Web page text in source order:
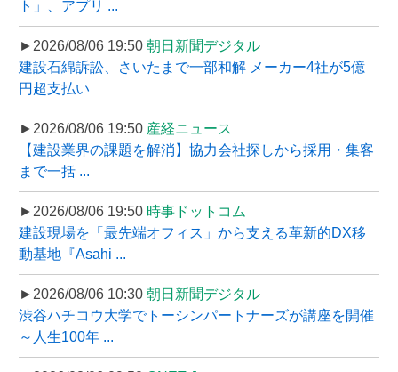
ト」、アプリ ...
►2026/08/06 19:50 朝日新聞デジタル
建設石綿訴訟、さいたまで一部和解 メーカー4社が5億
円超支払い
►2026/08/06 19:50 産経ニュース
【建設業界の課題を解消】協力会社探しから採用・集客
まで一括 ...
►2026/08/06 19:50 時事ドットコム
建設現場を「最先端オフィス」から支える革新的DX移
動基地『Asahi ...
►2026/08/06 10:30 朝日新聞デジタル
渋谷ハチコウ大学でトーシンパートナーズが講座を開催
～人生100年 ...